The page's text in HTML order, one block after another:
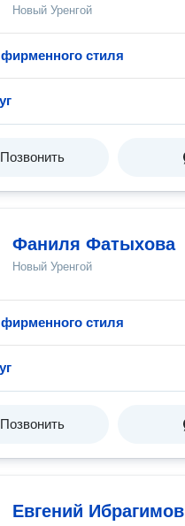
Новый Уренгой
стиля
Позвонить
Фаниля Фатыхова
Новый Уренгой
стиля
Позвонить
Евгений Ибрагимов